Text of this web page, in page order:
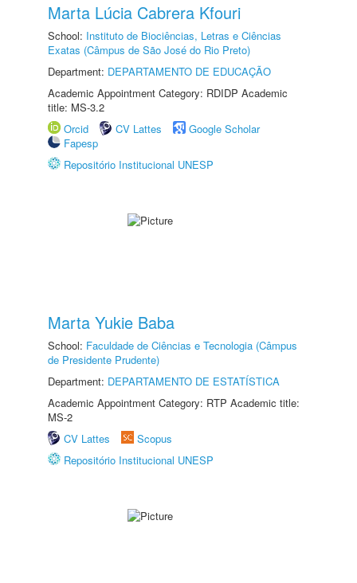
Marta Lúcia Cabrera Kfouri
School: Instituto de Biociências, Letras e Ciências
Exatas (Câmpus de São José do Rio Preto)
Department: DEPARTAMENTO DE EDUCAÇÃO
Academic Appointment Category: RDIDP Academic
title: MS-3.2
Orcid
CV Lattes
Google Scholar
Fapesp
Repositório Institucional UNESP
Marta Yukie Baba
School: Faculdade de Ciências e Tecnologia (Câmpus
de Presidente Prudente)
Department: DEPARTAMENTO DE ESTATÍSTICA
Academic Appointment Category: RTP Academic title:
MS-2
CV Lattes
Scopus
Repositório Institucional UNESP